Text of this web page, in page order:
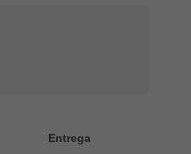
Entrega